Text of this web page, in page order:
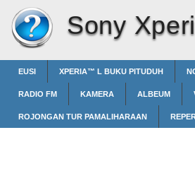
Sony
EUSI XPERIA™‎ L BUKU PITUDUH
RADIO FM KAMERA ALBEUM
ROJONGAN TUR PAMALIHARAAN